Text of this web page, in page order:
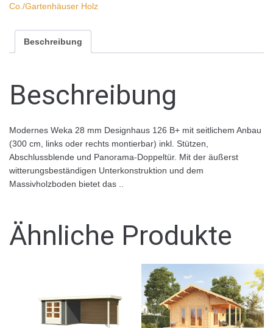
Co./Gartenhäuser Holz
Beschreibung
Beschreibung
Modernes Weka 28 mm Designhaus 126 B+ mit seitlichem Anbau
(300 cm, links oder rechts montierbar) inkl. Stützen,
Abschlussblende und Panorama-Doppeltür. Mit der äußerst
witterungsbeständigen Unterkonstruktion und dem
Massivholzboden bietet das ..
Ähnliche Produkte